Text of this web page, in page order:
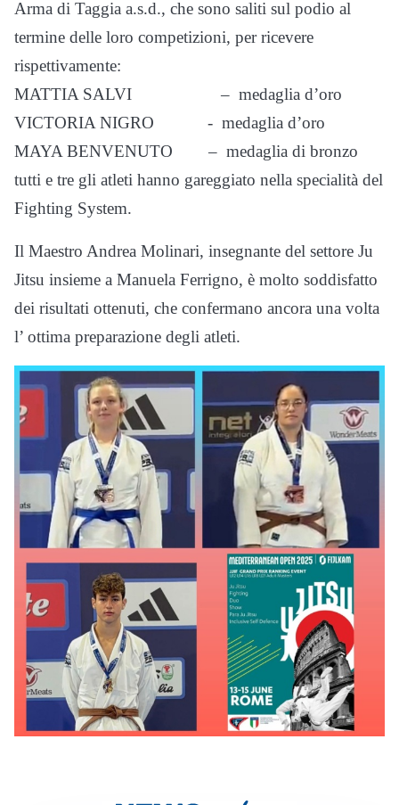
Arma di Taggia a.s.d., che sono saliti sul podio al
termine delle loro competizioni, per ricevere
rispettivamente:
MATTIA SALVI – medaglia d’oro
VICTORIA NIGRO - medaglia d’oro
MAYA BENVENUTO – medaglia di bronzo
tutti e tre gli atleti hanno gareggiato nella specialità del
Fighting System.
Il Maestro Andrea Molinari, insegnante del settore Ju
Jitsu insieme a Manuela Ferrigno, è molto soddisfatto
dei risultati ottenuti, che confermano ancora una volta
l’ ottima preparazione degli atleti.